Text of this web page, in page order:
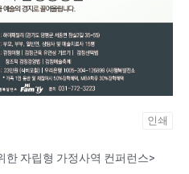
인쇄
한 자립형 가정사역 컨퍼런스>